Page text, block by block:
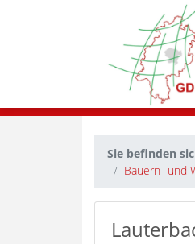
Sie befinden
Bauern- und